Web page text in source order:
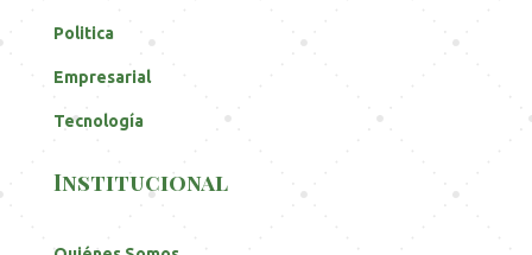
Politica
Empresarial
Tecnología
Institucional